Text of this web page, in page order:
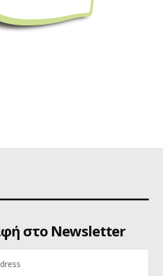
στο Newsletter